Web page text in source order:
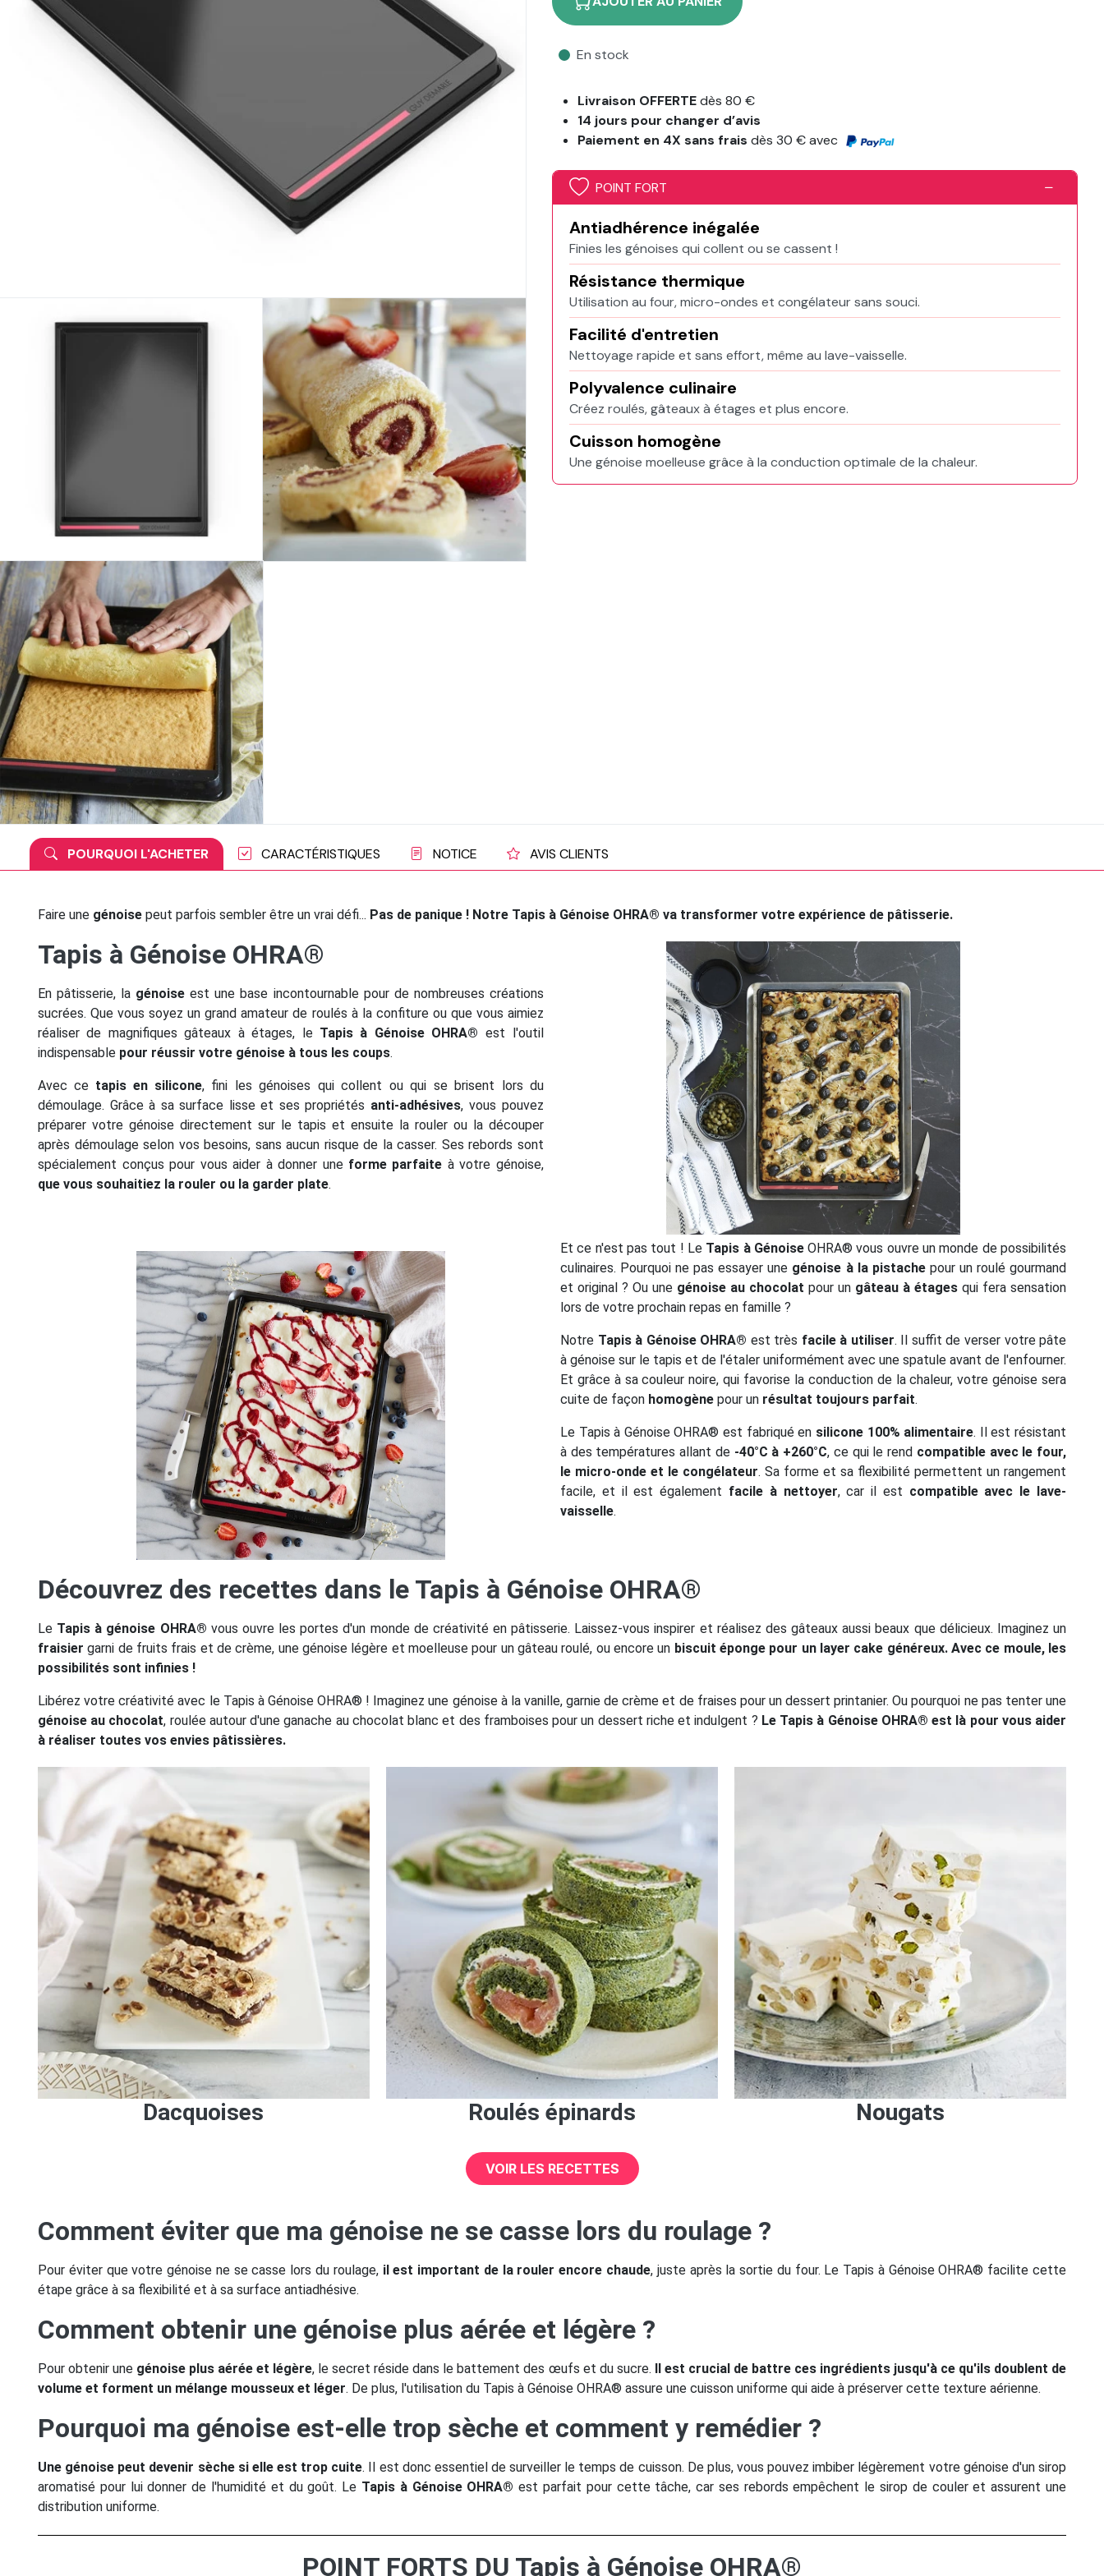
En stock
Livraison OFFERTEdès 80 €
14 jours pour changer d’avis
Paiement en 4X sans fraisdès 30 € avec
POINT FORT
Antiadhérence inégalée
Finies les génoises qui collent ou se cassent !
Résistance thermique
Utilisation au four, micro-ondes et congélateur sans souci.
Facilité d'entretien
Nettoyage rapide et sans effort, même au lave-vaisselle.
Polyvalence culinaire
Créez roulés, gâteaux à étages et plus encore.
Cuisson homogène
Une génoise moelleuse grâce à la conduction optimale de la chaleur.
POURQUOI L'ACHETER CARACTÉRISTIQUES NOTICE AVIS CLIENTS
Faire une génoise peut parfois sembler être un vrai défi... Pas de panique ! Notre Tapis à Génoise OHRA® va transformer votre expérience de pâtisserie.
Tapis à Génoise OHRA®
En pâtisserie, la génoise est une base incontournable pour de nombreuses créations
sucrées. Que vous soyez un grand amateur de roulés à la confiture ou que vous aimiez
réaliser de magnifiques gâteaux à étages, le Tapis à Génoise OHRA® est l'outil
indispensable pour réussir votre génoise à tous les coups.
Avec ce tapis en silicone, fini les génoises qui collent ou qui se brisent lors du
démoulage. Grâce à sa surface lisse et ses propriétés anti-adhésives, vous pouvez
préparer votre génoise directement sur le tapis et ensuite la rouler ou la découper
après démoulage selon vos besoins, sans aucun risque de la casser. Ses rebords sont
spécialement conçus pour vous aider à donner une forme parfaite à votre génoise,
que vous souhaitiez la rouler ou la garder plate.
Et ce n'est pas tout ! LeTapis à GénoiseOHRA® vous ouvre un monde de possibilités
culinaires. Pourquoi ne pas essayer une génoise à la pistachepour un roulé gourmand
et original ? Ou une génoise au chocolat pour un gâteau à étages qui fera sensation
lors de votre prochain repas en famille ?
Notre Tapis à Génoise OHRA® est très facile à utiliser. Il suffit de verser votre pâte
à génoise sur le tapis et de l'étaler uniformément avec une spatule avant de l'enfourner.
Et grâce à sa couleur noire, qui favorise la conduction de la chaleur, votre génoise sera
cuite de façon homogène pour un résultat toujours parfait.
Le Tapis à Génoise OHRA® est fabriqué en silicone 100% alimentaire. Il est résistant
à des températures allant de -40°C à +260°C, ce qui le rend compatible avec le four,
le micro-onde et le congélateur. Sa forme et sa flexibilité permettent un rangement
facile, et il est également facile à nettoyer, car il est compatible avec le lave-
vaisselle.
Découvrez des recettes dans le Tapis à Génoise OHRA®
Le Tapis à génoise OHRA® vous ouvre les portes d'un monde de créativité en pâtisserie. Laissez-vous inspirer et réalisez des gâteaux aussi beaux que délicieux. Imaginez un
fraisier garni de fruits frais et de crème, une génoise légère et moelleuse pour un gâteau roulé, ou encore un biscuit éponge pour un layer cake généreux. Avec ce moule, les
possibilités sont infinies !
Libérez votre créativité avec le Tapis à Génoise OHRA® ! Imaginez une génoise à la vanille, garnie de crème et de fraises pour un dessert printanier. Ou pourquoi ne pas tenter une
génoise au chocolat, roulée autour d'une ganache au chocolat blanc et des framboises pour un dessert riche et indulgent ? Le Tapis à Génoise OHRA® est là pour vous aider
à réaliser toutes vos envies pâtissières.
Dacquoises Roulés épinards Nougats
VOIR LES RECETTES
Comment éviter que ma génoise ne se casse lors du roulage ?
Pour éviter que votre génoise ne se casse lors du roulage, il est important de la rouler encore chaude, juste après la sortie du four. Le Tapis à Génoise OHRA® facilite cette
étape grâce à sa flexibilité et à sa surface antiadhésive.
Comment obtenir une génoise plus aérée et légère ?
Pour obtenir une génoise plus aérée et légère, le secret réside dans le battement des œufs et du sucre. Il est crucial de battre ces ingrédients jusqu'à ce qu'ils doublent de
volume et forment un mélange mousseux et léger. De plus, l'utilisation du Tapis à Génoise OHRA® assure une cuisson uniforme qui aide à préserver cette texture aérienne.
Pourquoi ma génoise est-elle trop sèche et comment y remédier ?
Une génoise peut devenir sèche si elle est trop cuite. Il est donc essentiel de surveiller le temps de cuisson. De plus, vous pouvez imbiber légèrement votre génoise d'un sirop
aromatisé pour lui donner de l'humidité et du goût. Le Tapis à Génoise OHRA® est parfait pour cette tâche, car ses rebords empêchent le sirop de couler et assurent une
distribution uniforme.
POINT FORTS DU Tapis à Génoise OHRA®